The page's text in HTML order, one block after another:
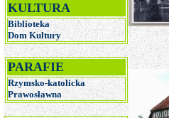
KULTURA
Biblioteka
Dom Kultury
PARAFIE
Rzymsko-katolicka
Prawosławna